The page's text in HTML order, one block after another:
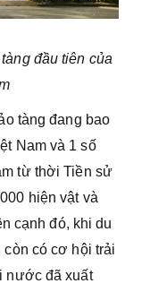
đầu tiên của
tàng đang bao
Nam và 1 số
từ thời Tiền sử
hiện vật và
cạnh đó, khi du
còn có cơ hội trải
nước đã xuất